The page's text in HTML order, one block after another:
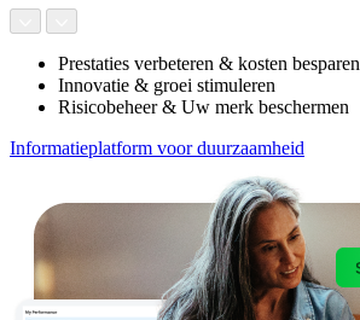
Prestaties verbeteren & kosten besparen
Innovatie & groei stimuleren
Risicobeheer & Uw merk beschermen
Informatieplatform voor duurzaamheid